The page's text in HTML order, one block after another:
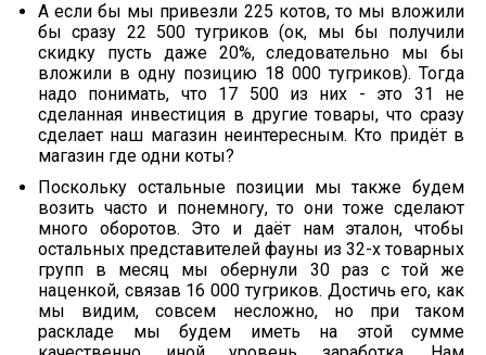
А если бы мы привезли 225 котов, то мы вложили
бы сразу 22 500 тугриков (ок, мы бы получили
скидку пусть даже 20%, следовательно мы бы
вложили в одну позицию 18 000 тугриков). Тогда
надо понимать, что 17 500 из них - это 31 не
сделанная инвестиция в другие товары, что сразу
сделает наш магазин неинтересным. Кто придёт в
магазин где одни коты?
Поскольку остальные позиции мы также будем
возить часто и понемногу, то они тоже сделают
много оборотов. Это и даёт нам эталон, чтобы
остальных представителей фауны из 32-х товарных
групп в месяц мы обернули 30 раз c той же
наценкой, связав 16 000 тугриков. Достичь его, как
мы видим, совсем несложно, но при таком
раскладе мы будем иметь на этой сумме